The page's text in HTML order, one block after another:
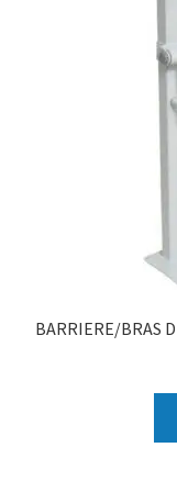
BARRIERE/BRAS